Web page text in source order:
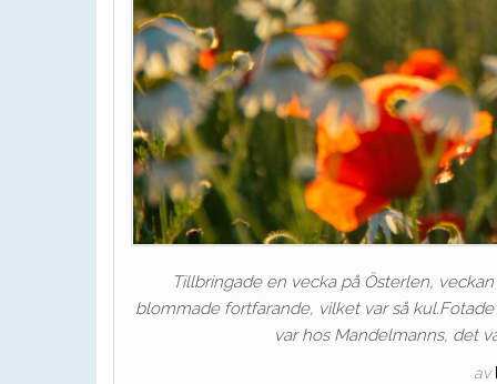
Tillbringade en vecka på Österlen,
blommade fortfarande, vilket var så
var hos Mandelmanns, det
av